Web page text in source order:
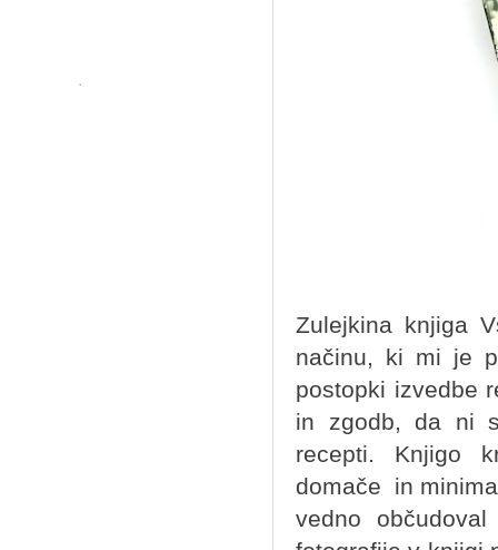
Zulejkina knjiga
načinu, ki mi je
postopki izvedbe
in zgodb, da ni
recepti. Knjigo
domače in
vedno